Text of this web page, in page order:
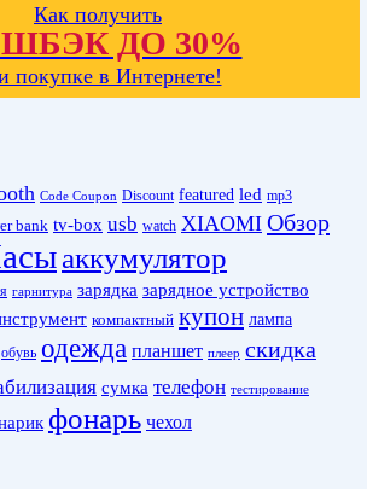
Как получить
ДО 30%
покупке в Интернете!
Code Coupon Discount featured led mp3
bank tv-box usb watch XIAOMI Обзор
аккумулятор
гарнитура зарядка зарядное устройство
компактный купон лампа
обувь одежда планшет плеер скидка
сумка телефон тестирование
фонарь чехол